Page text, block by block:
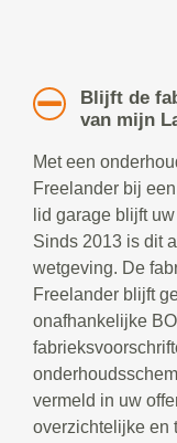
Blijft de
van mijn
Met een
Freelander bij
lid garage blijft
Sinds 2013 is dit
wetgeving. De
Freelander blijft
onafhankelijke
vermeld in uw
overzichtelijke en